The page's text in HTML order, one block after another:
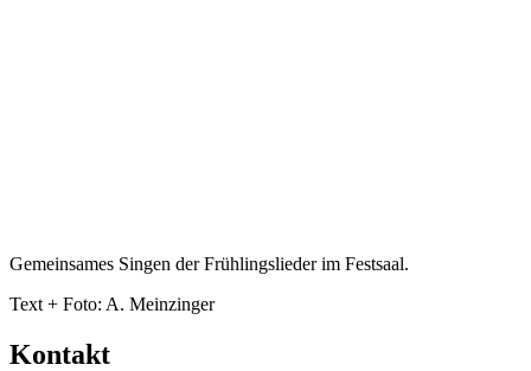
Gemeinsames Singen der Frühlingslieder im Festsaal.
Text + Foto: A. Meinzinger
Kontakt